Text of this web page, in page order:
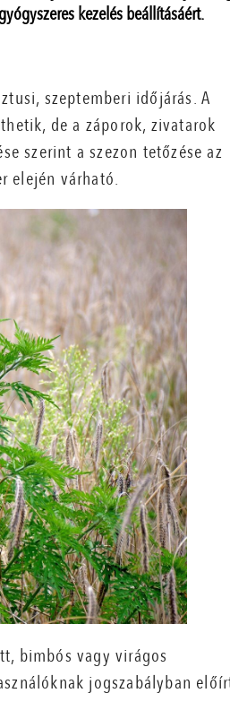
kezelés beállításáért.
szeptemberi időjárás. A
de a záporok, zivatarok
szerint a szezon tetőzése az
elején várható.
bimbós vagy virágos
jogszabályban